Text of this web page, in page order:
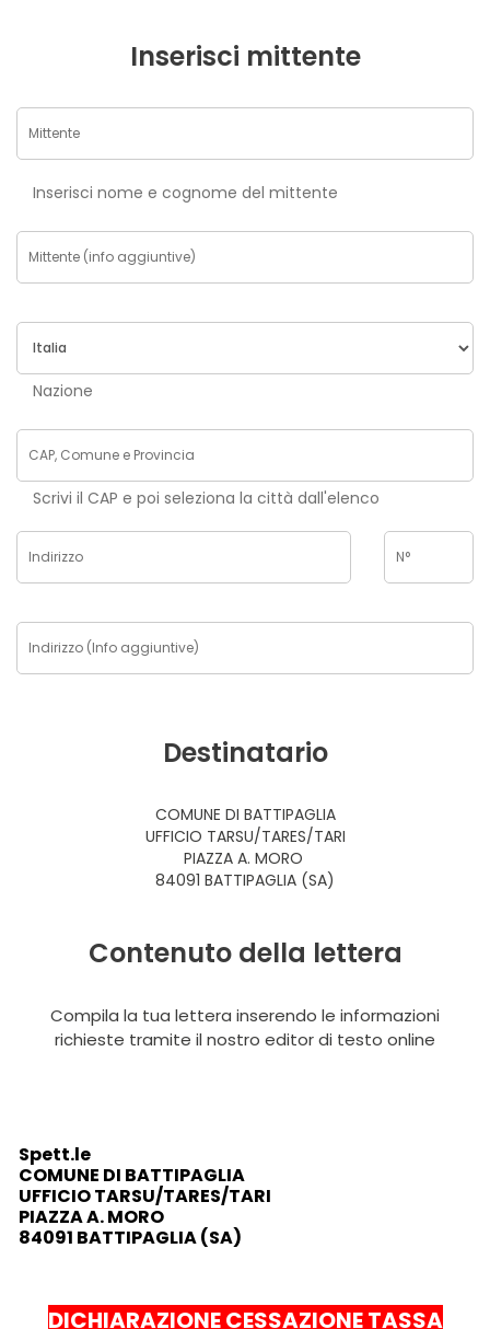
Inserisci mittente
Inserisci nome e cognome del mittente
Nazione
Scrivi il CAP e poi seleziona la città dall'elenco
Destinatario
COMUNE DI BATTIPAGLIA
UFFICIO TARSU/TARES/TARI
PIAZZA A. MORO
84091 BATTIPAGLIA (SA)
Contenuto della lettera
Compila la tua lettera inserendo le informazioni
richieste tramite il nostro editor di testo online
Spett.le
COMUNE DI BATTIPAGLIA
UFFICIO TARSU/TARES/TARI
PIAZZA A. MORO
84091 BATTIPAGLIA (SA)
DICHIARAZIONE CESSAZIONE TASSA